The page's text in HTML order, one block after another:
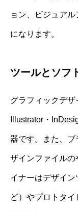
ョン、ビジュア
になります。
ツールとソフ
グラフィックデザ
Illustrator・
器です。また、
ザインファイル
イナーはデザイ
ど）やプロトタ